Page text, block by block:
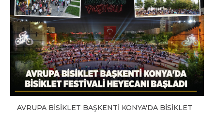
AVRUPA BİSİKLET BAŞKENTİ KONYA'DA BİSİKLET